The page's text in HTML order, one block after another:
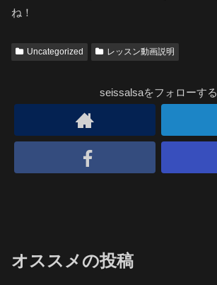
ね！
Uncategorized レッスン動画説明
seissalsaをフォローする
オススメの投稿